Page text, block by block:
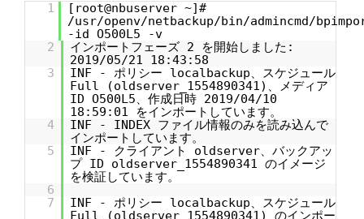
1
[root@nbuserver ~]#
/usr/openv/netbackup/bin/admincmd/
-id O500L5 -v
2
インポートフェーズ 2 を開始しました:
2019/05/21 18:43:58
3
INF - ポリシー localbackup、スケジュール
Full (oldserver_1554890341)、メディア
ID O500L5、作成日時 2019/04/10
18:59:01 をインポートしています。
4
INF - INDEX ファイル情報のみを読み込んで
インポートしています。
5
INF - クライアント oldserver、バックアッ
プ ID oldserver_1554890341 のイメージ
を検証しています。
6
7
INF - ポリシー localbackup、スケジュール
Full (oldserver_1554890341) のインポー